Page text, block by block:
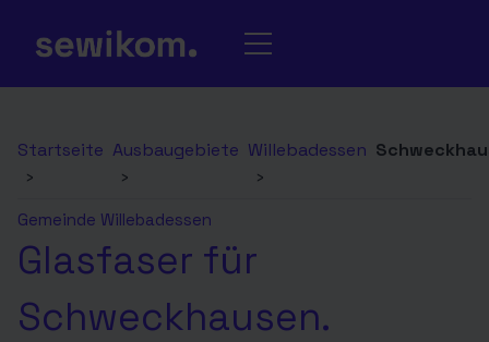
Startseite
›
Ausbaugebiete
›
Willebadessen
›
Gemeinde Willebadessen
Glasfaser für
Schweckhausen.